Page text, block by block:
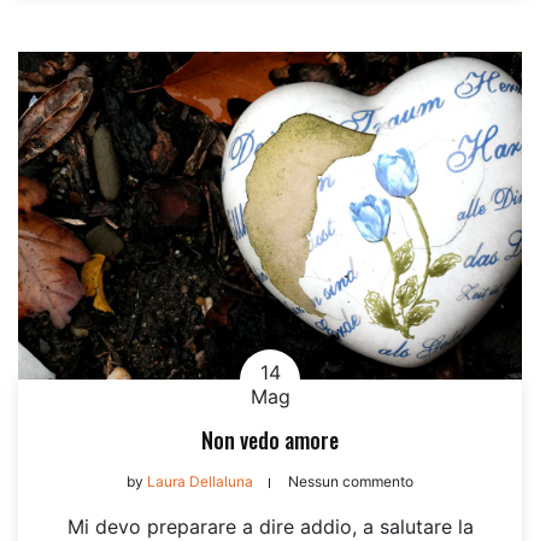
14
Mag
Non vedo amore
by Laura Dellaluna Nessun commento
Mi devo preparare a dire addio, a salutare la